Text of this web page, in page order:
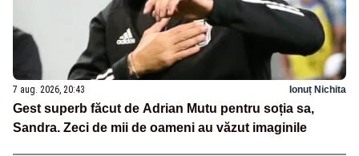
7 aug. 2026, 20:43 Ionuț Nichita
Gest superb făcut de Adrian Mutu pentru soția sa,
Sandra. Zeci de mii de oameni au văzut imaginile